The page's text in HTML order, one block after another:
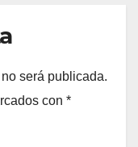
será publicada.
con *